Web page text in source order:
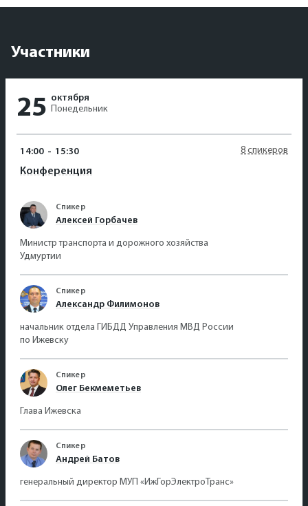
Участники
25 октября
Понедельник
14:00 - 15:30
Конференция
8 спикеров
Спикер
Алексей Горбачев
Министр транспорта и дорожного хозяйства
Удмуртии
Спикер
Александр Филимонов
начальник отдела ГИБДД Управления МВД России
по Ижевску
Спикер
Олег Бекмеметьев
Глава Ижевска
Спикер
Андрей Батов
генеральный директор МУП «ИжГорЭлектроТранс»